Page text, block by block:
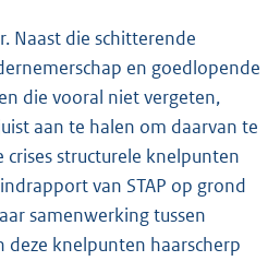
Naast die schitterende
en goedlopende
die vooral niet vergeten,
aan te halen om daarvan te
structurele knelpunten
van STAP op grond
samenwerking tussen
deze knelpunten haarscherp